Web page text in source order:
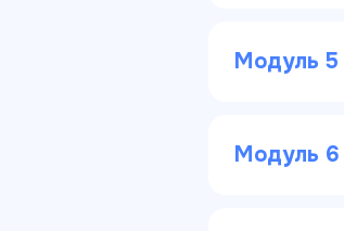
Модуль 5
Модуль 6